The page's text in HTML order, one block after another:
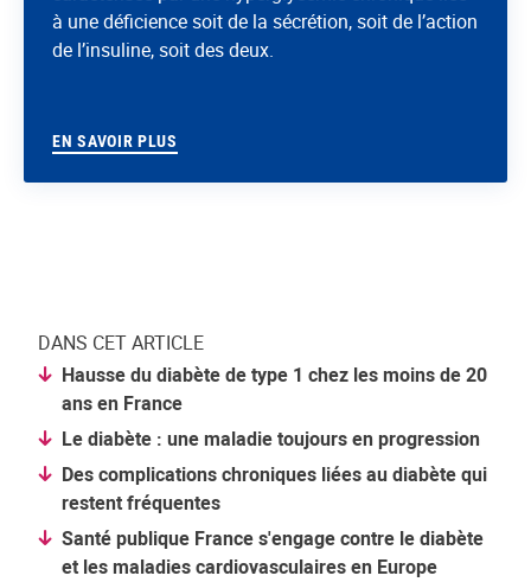
à une déficience soit de la sécrétion, soit de l’action
de l’insuline, soit des deux.
EN SAVOIR PLUS
DANS CET ARTICLE
Hausse du diabète de type 1 chez les moins de 20
ans en France
Le diabète : une maladie toujours en progression
Des complications chroniques liées au diabète qui
restent fréquentes
Santé publique France s'engage contre le diabète
et les maladies cardiovasculaires en Europe